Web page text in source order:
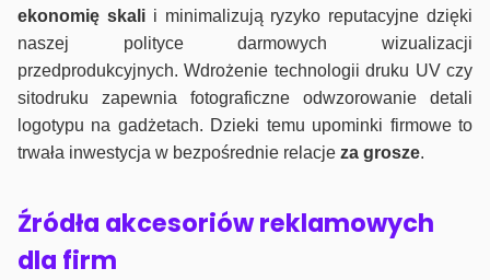
ekonomię skalii minimalizują ryzyko reputacyjne dzięki
naszej polityce darmowych wizualizacji
przedprodukcyjnych. Wdrożenie technologii druku UV czy
sitodruku zapewnia fotograficzne odwzorowanie detali
logotypu na gadżetach. Dzieki temu upominki firmowe to
trwała inwestycja w bezpośrednie relacje za grosze.
Źródła akcesoriów reklamowych
dla firm